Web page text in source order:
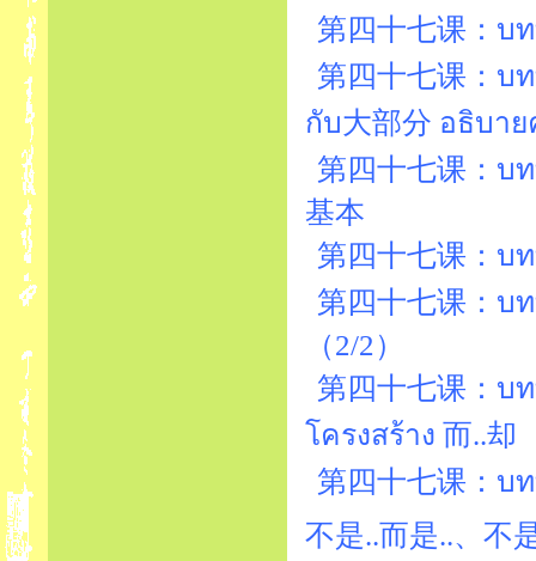
第四十七课：บ
第四十七课：บ
กับ大部分 อธิบา
第四十七课：บ
基本
第四十七课：บ
第四十七课：บ
（2/2）
第四十七课：บ
โครงสร้าง 而..却
第四十七课：บ